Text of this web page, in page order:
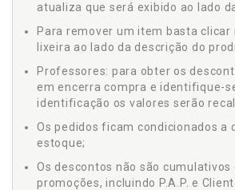
atualiza que será exibido ao lado
Para remover um item basta clicar
lixeira ao lado da descrição do
Professores: para obter os
em encerra compra e identifique-
identificação os valores serão
Os pedidos ficam condicionados a
estoque;
Os descontos não são cumulativos
promoções, incluindo P.A.P. e